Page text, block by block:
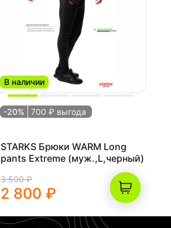
В наличии
-20% 700 ₽ выгода
STARKS Брюки WARM Long
pants Extreme (муж.,L,черный)
3 500 ₽
2 800 ₽